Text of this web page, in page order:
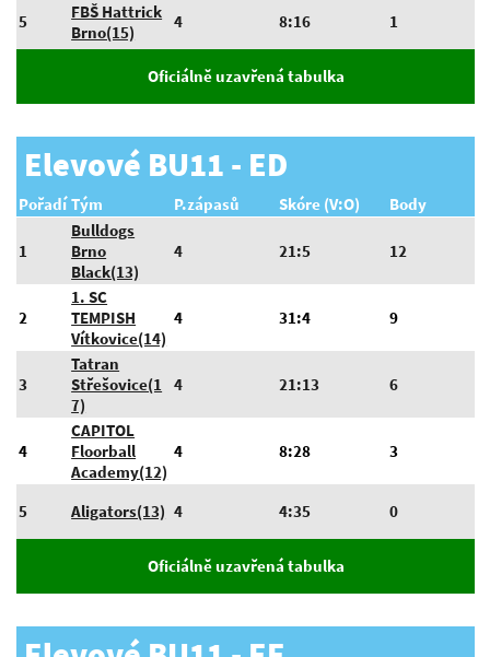
5
FBŠ Hattrick
Brno(15)
4 8:16 1
Oficiálně uzavřená tabulka
Elevové BU11 - ED
Pořadí Tým P.zápasů Skóre (V:O) Body
1
Bulldogs
Brno
Black(13)
4 21:5 12
2
1. SC
TEMPISH
Vítkovice(14)
4 31:4 9
3
Tatran
Střešovice(1
7)
4 21:13 6
4
CAPITOL
Floorball
Academy(12)
4 8:28 3
5 Aligators(13) 4 4:35 0
Oficiálně uzavřená tabulka